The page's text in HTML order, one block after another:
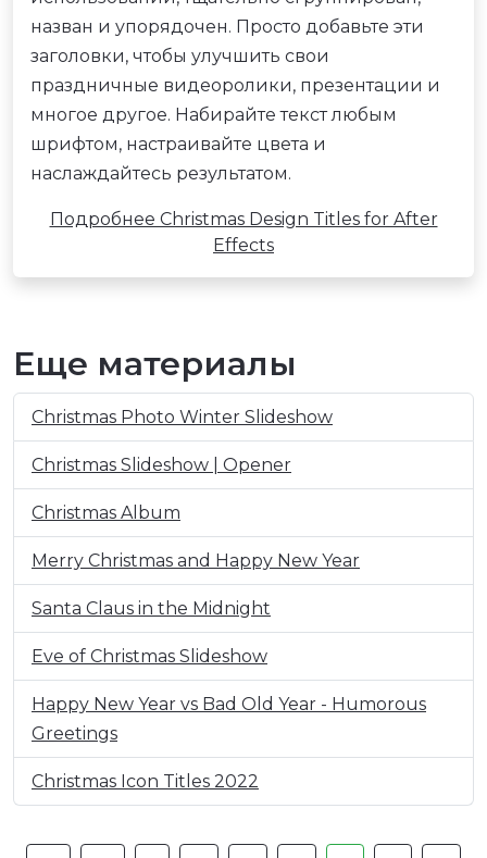
назван и упорядочен. Просто добавьте эти
заголовки, чтобы улучшить свои
праздничные видеоролики, презентации и
многое другое. Набирайте текст любым
шрифтом, настраивайте цвета и
наслаждайтесь результатом.
Подробнее Christmas Design Titles for After
Effects
Еще материалы
Christmas Photo Winter Slideshow
Christmas Slideshow | Opener
Christmas Album
Merry Christmas and Happy New Year
Santa Claus in the Midnight
Eve of Christmas Slideshow
Happy New Year vs Bad Old Year - Humorous
Greetings
Christmas Icon Titles 2022